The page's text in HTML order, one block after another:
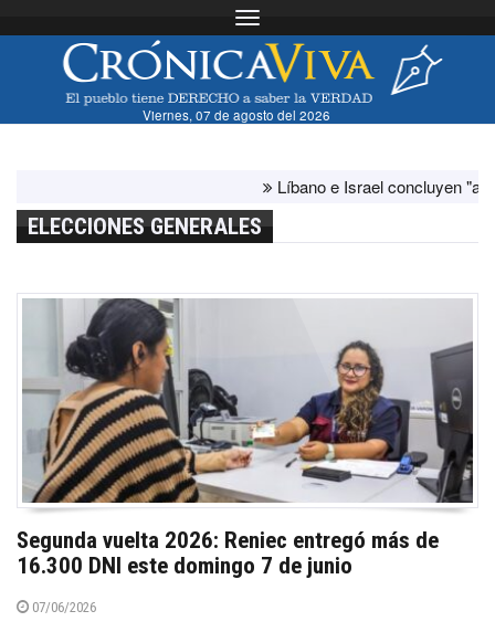
Toggle navigation
Viernes, 07 de agosto del 2026
Líbano e Israel concluyen "antes
ELECCIONES GENERALES
Segunda vuelta 2026: Reniec entregó más de
16.300 DNI este domingo 7 de junio
07/06/2026